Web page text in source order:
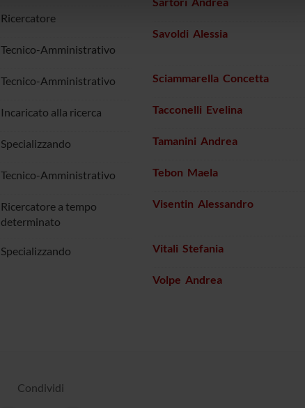
Ricercatore
Tecnico-Amministrativo
Tecnico-Amministrativo
Incaricato alla ricerca
Specializzando
Tecnico-Amministrativo
Ricercatore a tempo
determinato
Specializzando
Savoldi Alessia
Sciammarella Concetta
Tacconelli Evelina
Tamanini Andrea
Tebon Maela
Visentin Alessandro
Vitali Stefania
Volpe Andrea
Condividi